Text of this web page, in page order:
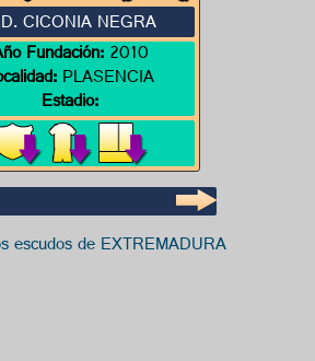
CICONIA NEGRA
Fundación:2010
PLASENCIA
Estadio:
escudos de EXTREMADURA